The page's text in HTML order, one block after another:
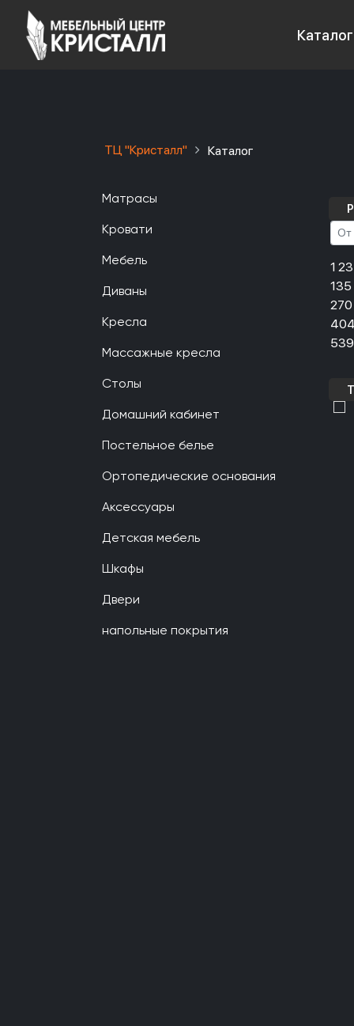
Каталог
ТЦ "Кристалл" Каталог
Матрасы
Кровати
Мебель
Диваны
Кресла
Массажные кресла
Столы
Домашний кабинет
Постельное белье
Ортопедические основания
Аксессуары
Детская мебель
Шкафы
Двери
напольные покрытия
1
270